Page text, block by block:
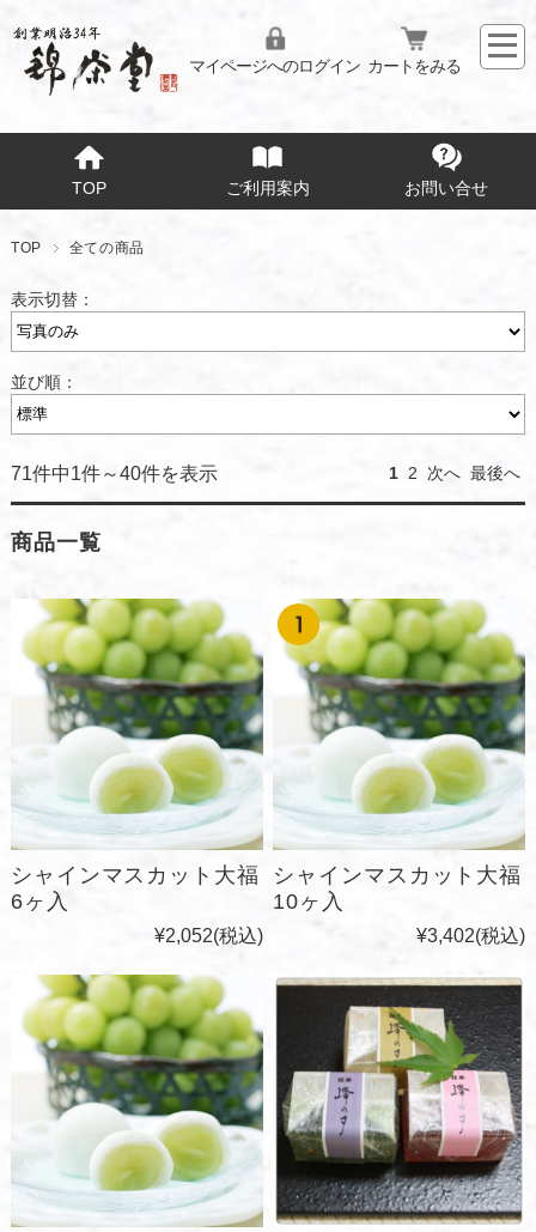
マイページへのログイン カートをみる
TOP ご利用案内 お問い合せ
TOP 全ての商品
表示切替：
並び順：
71件中1件～40件を表示 1 2 次へ 最後へ
商品一覧
シャインマスカット大福
6ヶ入
¥2,052(税込)
シャインマスカット大福
10ヶ入
¥3,402(税込)